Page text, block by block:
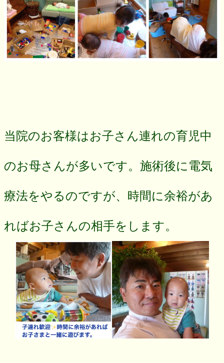
当院のお客様はお子さん連れの育児中
のお母さんが多いです。施術後に電気
療法をやるのですが、時間に余裕があ
ればお子さんの相手をします。